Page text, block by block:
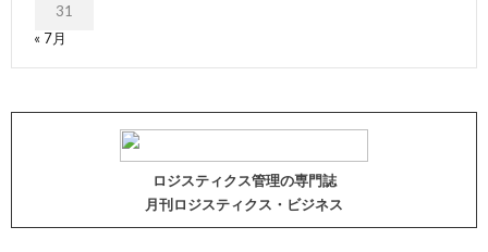
31
« 7月
ロジスティクス管理の専門誌
月刊ロジスティクス・ビジネス